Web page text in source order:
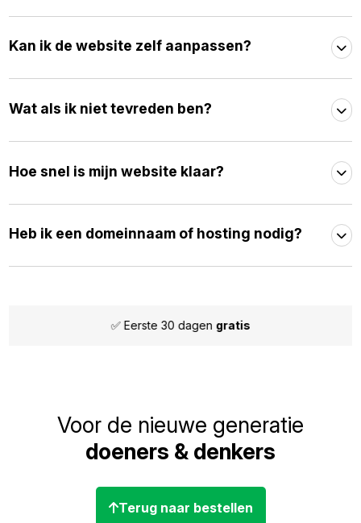
Kan ik de website zelf aanpassen?
Wat als ik niet tevreden ben?
Hoe snel is mijn website klaar?
Heb ik een domeinnaam of hosting nodig?
Voor de nieuwe generatie
doeners & denkers
Terug naar bestellen